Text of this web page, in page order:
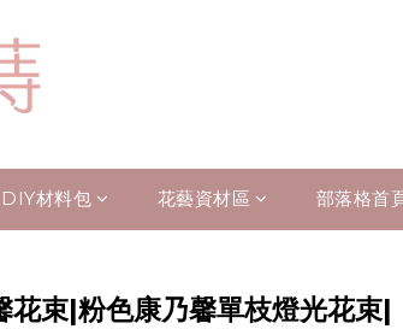
DIY材料包 花藝資材區 部落格首
花束|粉色康乃馨單枝燈光花束|